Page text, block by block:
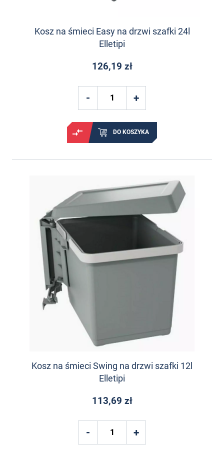
Kosz na śmieci Easy na drzwi szafki 24l
Elletipi
126,19 zł
DO KOSZYKA
Kosz na śmieci Swing na drzwi szafki 12l
Elletipi
113,69 zł